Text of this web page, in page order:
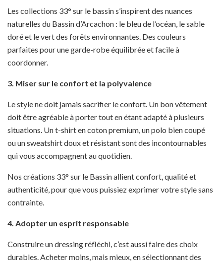
Les collections 33° sur le bassin s’inspirent des nuances
naturelles du Bassin d’Arcachon : le bleu de l’océan, le sable
doré et le vert des forêts environnantes. Des couleurs
parfaites pour une garde-robe équilibrée et facile à
coordonner.
3. Miser sur le confort et la polyvalence
Le style ne doit jamais sacrifier le confort. Un bon vêtement
doit être agréable à porter tout en étant adapté à plusieurs
situations. Un t-shirt en coton premium, un polo bien coupé
ou un sweatshirt doux et résistant sont des incontournables
qui vous accompagnent au quotidien.
Nos créations 33° sur le Bassin allient confort, qualité et
authenticité, pour que vous puissiez exprimer votre style sans
contrainte.
4. Adopter un esprit responsable
Construire un dressing réfléchi, c’est aussi faire des choix
durables. Acheter moins, mais mieux, en sélectionnant des